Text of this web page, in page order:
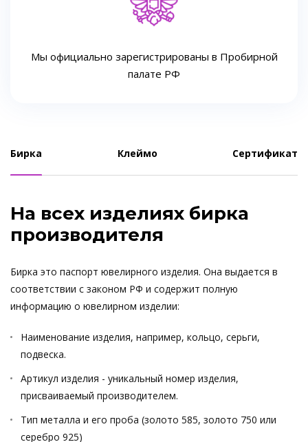
Мы официально зарегистрированы в Пробирной
палате РФ
Бирка Клеймо Сертификат
На всех изделиях бирка
производителя
Бирка это паспорт ювелирного изделия. Она выдается в
соответствии с законом РФ и содержит полную
информацию о ювелирном изделии:
Наименование изделия, например, кольцо, серьги,
подвеска.
Артикул изделия - уникальный номер изделия,
присваиваемый производителем.
Тип металла и его проба (золото 585, золото 750 или
серебро 925)